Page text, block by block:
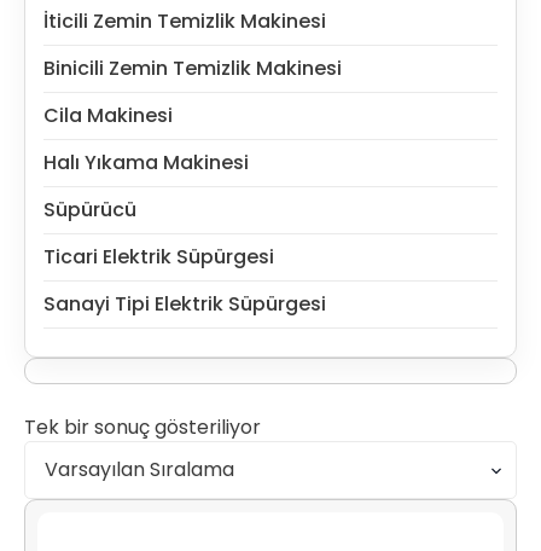
İticili Zemin Temizlik Makinesi
Binicili Zemin Temizlik Makinesi
Cila Makinesi
Halı Yıkama Makinesi
Süpürücü
Ticari Elektrik Süpürgesi
Sanayi Tipi Elektrik Süpürgesi
Tek bir sonuç gösteriliyor